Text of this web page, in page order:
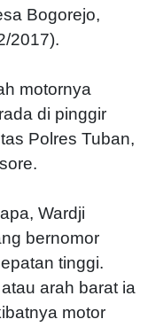
Bogorejo,
2017).
motornya
di pinggir
Polres Tuban,
Wardji
bernomor
tinggi.
arah barat ia
motor